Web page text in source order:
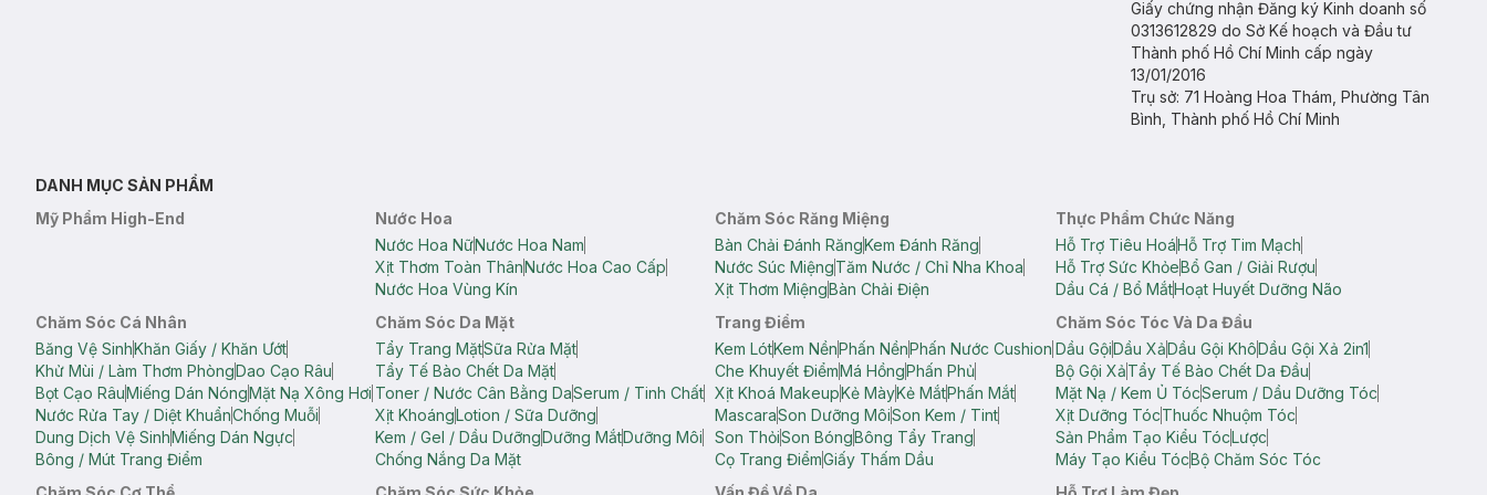
Giấy chứng nhận Đăng ký Kinh doanh số
0313612829 do Sở Kế hoạch và Đầu tư
Thành phố Hồ Chí Minh cấp ngày
13/01/2016
Trụ sở: 71 Hoàng Hoa Thám, Phường Tân
Bình, Thành phố Hồ Chí Minh
DANH MỤC SẢN PHẨM
Mỹ Phẩm High-End
Nước Hoa
Nước Hoa NữNước Hoa Nam
Xịt Thơm Toàn ThânNước Hoa Cao Cấp
Nước Hoa Vùng Kín
Chăm Sóc Răng Miệng
Bàn Chải Đánh RăngKem Đánh Răng
Nước Súc MiệngTăm Nước / Chỉ Nha Khoa
Xịt Thơm MiệngBàn Chải Điện
Thực Phẩm Chức Năng
Hỗ Trợ Tiêu HoáHỗ Trợ Tim Mạch
Hỗ Trợ Sức KhỏeBổ Gan / Giải Rượu
Dầu Cá / Bổ MắtHoạt Huyết Dưỡng Não
Chăm Sóc Cá Nhân
Băng Vệ SinhKhăn Giấy / Khăn Ướt
Khử Mùi / Làm Thơm PhòngDao Cạo Râu
Bọt Cạo RâuMiếng Dán NóngMặt Nạ Xông Hơi
Nước Rửa Tay / Diệt KhuẩnChống Muỗi
Dung Dịch Vệ SinhMiếng Dán Ngực
Bông / Mút Trang Điểm
Chăm Sóc Da Mặt
Tẩy Trang MặtSữa Rửa Mặt
Tẩy Tế Bào Chết Da Mặt
Toner / Nước Cân Bằng DaSerum / Tinh Chất
Xịt KhoángLotion / Sữa Dưỡng
Kem / Gel / Dầu DưỡngDưỡng MắtDưỡng Môi
Chống Nắng Da Mặt
Trang Điểm
Kem LótKem NềnPhấn NềnPhấn Nước Cushion
Che Khuyết ĐiểmMá HồngPhấn Phủ
Xịt Khoá MakeupKẻ MàyKẻ MắtPhấn Mắt
MascaraSon Dưỡng MôiSon Kem / Tint
Son ThỏiSon BóngBông Tẩy Trang
Cọ Trang ĐiểmGiấy Thấm Dầu
Chăm Sóc Tóc Và Da Đầu
Dầu GộiDầu XảDầu Gội KhôDầu Gội Xả 2in1
Bộ Gội XảTẩy Tế Bào Chết Da Đầu
Mặt Nạ / Kem Ủ TócSerum / Dầu Dưỡng Tóc
Xịt Dưỡng TócThuốc Nhuộm Tóc
Sản Phẩm Tạo Kiểu TócLược
Máy Tạo Kiểu TócBộ Chăm Sóc Tóc